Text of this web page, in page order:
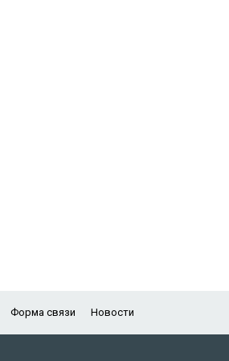
Форма связи Новости